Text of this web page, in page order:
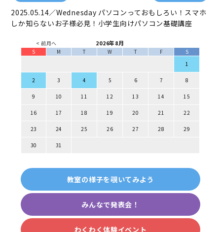
2025.05.14／Wednesday パソコンっておもしろい！スマホ
しか知らないお子様必見！小学生向けパソコン基礎講座
< 前月へ 2026年8月
S M T W T F
S
1
2 3 4 5 6 7 8
9 10 11 12 13 14 15
16 17 18 19 20 21 22
23 24 25 26 27 28 29
30 31
教室の様子を覗いてみよう
みんなで発表会！
わくわく体験イベント